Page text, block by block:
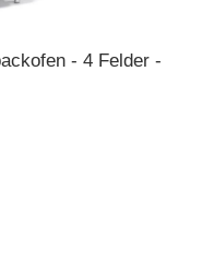
- 4 Felder -